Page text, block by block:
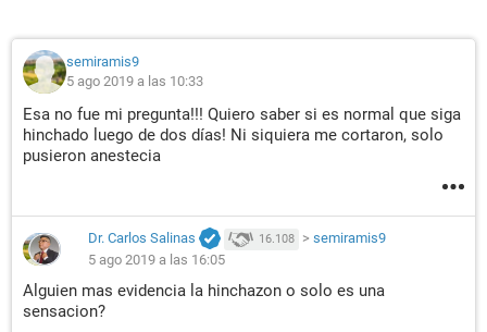
semiramis9
5 ago 2019 a las 10:33
Esa no fue mi pregunta!!! Quiero saber si es normal que siga
hinchado luego de dos días! Ni siquiera me cortaron, solo
pusieron anestecia
Dr. Carlos Salinas 16.108 > semiramis9
5 ago 2019 a las 16:05
Alguien mas evidencia la hinchazon o solo es una
sensacion?